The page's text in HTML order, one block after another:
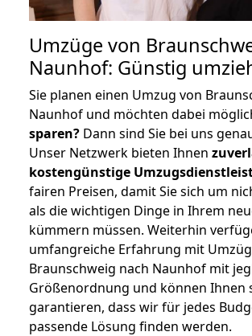
Umzüge von
Naunhof: Günstig
Sie planen einen Umzug von
Naunhof und möchten dabei
sparen? Dann sind Sie bei uns
Unser Netzwerk bieten Ihnen
kostengünstige
fairen Preisen, damit Sie sich um
als die wichtigen Dinge in Ihrem
kümmern müssen. Weiterhin
umfangreiche Erfahrung mit
Braunschweig nach Naunhof mit
Größenordnung und können Ihnen
garantieren, dass wir für jedes
passende Lösung finden werden.